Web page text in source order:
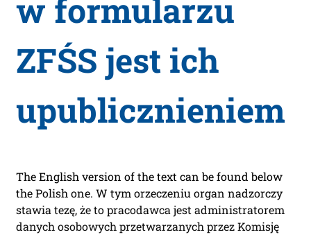
w formularzu
ZFŚS jest ich
upublicznieniem
The English version of the text can be found below
the Polish one. W tym orzeczeniu organ nadzorczy
stawia tezę, że to pracodawca jest administratorem
danych osobowych przetwarzanych przez Komisję